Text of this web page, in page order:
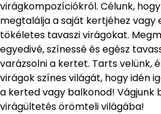
virágkompozíciókról. Célunk,
megtalálja a saját kertjéhez vagy
tökéletes tavaszi virágokat.
egyedivé, színessé és egész
varázsolni a kertet. Tarts velünk,
virágok színes világát, hogy idén
a kerted vagy balkonod! Vágjunk
virágültetés örömteli világába!